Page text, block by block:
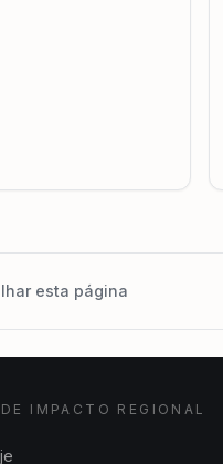
esta página
IMPACTO REGIONAL